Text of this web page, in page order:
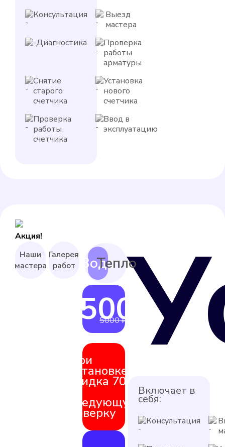
Консультация
Выезд
мастера
Диагностика
Проверка
работы
арматуры
Снятие
старого
счетчика
Установка
нового
счетчика
Проверка
работы
счетчика
Ввод в
эксплуатацию
Акция!
Включает в
себя:
Консультация
4500 ₽
5000 ₽
При
установке
скидка 70%
следующую
поверку
Наши
мастера
Галерея
работ